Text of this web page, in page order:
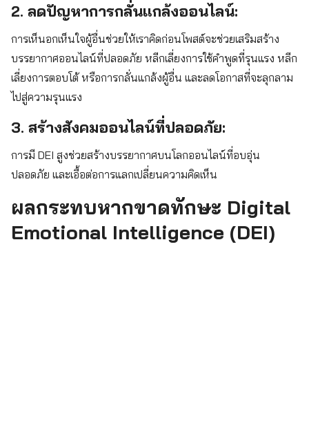
2. ลดปัญหาการกลั่นแกล้งออนไลน์:
การเห็นอกเห็นใจผู้อื่นช่วยให้เราคิดก่อนโพสต์จะช่วยเสริมสร้าง
บรรยากาศออนไลน์ที่ปลอดภัย หลีกเลี่ยงการใช้คำพูดที่รุนแรง หลีก
เลี่ยงการตอบโต้ หรือการกลั่นแกล้งผู้อื่น และลดโอกาสที่จะลุกลาม
ไปสู่ความรุนแรง
3. สร้างสังคมออนไลน์ที่ปลอดภัย:
การมี DEI สูงช่วยสร้างบรรยากาศบนโลกออนไลน์ที่อบอุ่น
ปลอดภัย และเอื้อต่อการแลกเปลี่ยนความคิดเห็น
ผลกระทบหากขาดทักษะ Digital
Emotional Intelligence (DEI)